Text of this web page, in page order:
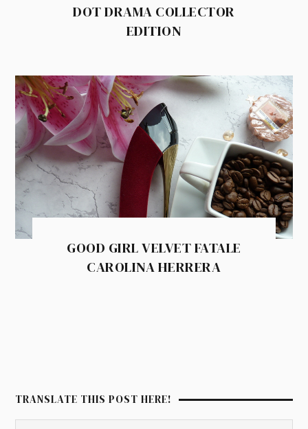
DOT DRAMA COLLECTOR
EDITION
GOOD GIRL VELVET FATALE
CAROLINA HERRERA
TRANSLATE THIS POST HERE!